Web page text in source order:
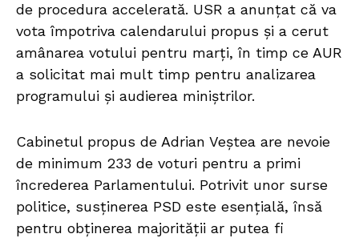
de procedura accelerată. USR a anunțat că va
vota împotriva calendarului propus și a cerut
amânarea votului pentru marți, în timp ce AUR
a solicitat mai mult timp pentru analizarea
programului și audierea miniștrilor.
Cabinetul propus de Adrian Veștea are nevoie
de minimum 233 de voturi pentru a primi
încrederea Parlamentului. Potrivit unor surse
politice, susținerea PSD este esențială, însă
pentru obținerea majorității ar putea fi